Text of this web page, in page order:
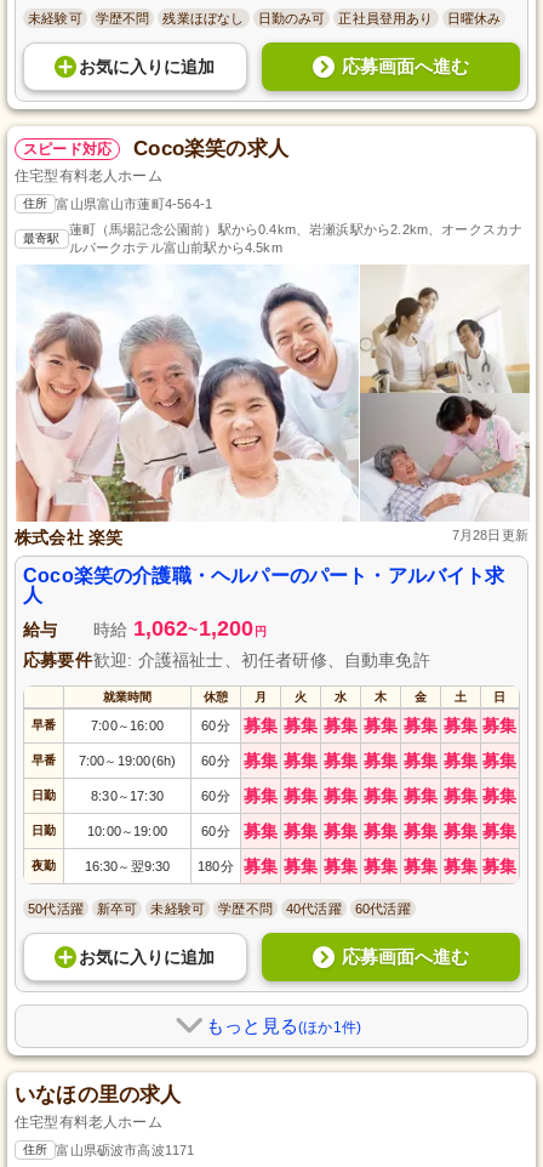
未経験可 学歴不問 残業ほぼなし 日勤のみ可 正社員登用あり 日曜休み
お気に入り に追加 応募画面へ進む
スピード対応 Coco楽笑の求人
住宅型有料老人ホーム
住所 富山県富山市蓮町4-564-1
最寄駅
蓮町（馬場記念公園前）駅から0.4km、岩瀬浜駅から2.2km、オークスカナ
ルパークホテル富山前駅から4.5km
株式会社 楽笑 7月28日更新
Coco楽笑の介護職・ヘルパーのパート・アルバイト求
人
給与 時給 1,062~1,200 円
応募要件歓迎: 介護福祉士、初任者研修、自動車免許
就業時間 休憩 月 火 水 木 金 土 日
早番 7:00～ 16:00 60分 募集 募集 募集 募集 募集 募集 募集
早番 7:00～ 19:00(6h) 60分 募集 募集 募集 募集 募集 募集 募集
日勤 8:30～ 17:30 60分 募集 募集 募集 募集 募集 募集 募集
日勤 10:00～ 19:00 60分 募集 募集 募集 募集 募集 募集 募集
夜勤 16:30～ 翌9:30 180分 募集 募集 募集 募集 募集 募集 募集
50代活躍 新卒可 未経験可 学歴不問 40代活躍 60代活躍
お気に入り に追加 応募画面へ進む
もっと見る(ほか1件)
いなほの里の求人
住宅型有料老人ホーム
住所 富山県砺波市高波1171